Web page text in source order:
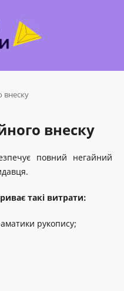
внеску
внеску
повний негайний
такі витрати:
рукопису;